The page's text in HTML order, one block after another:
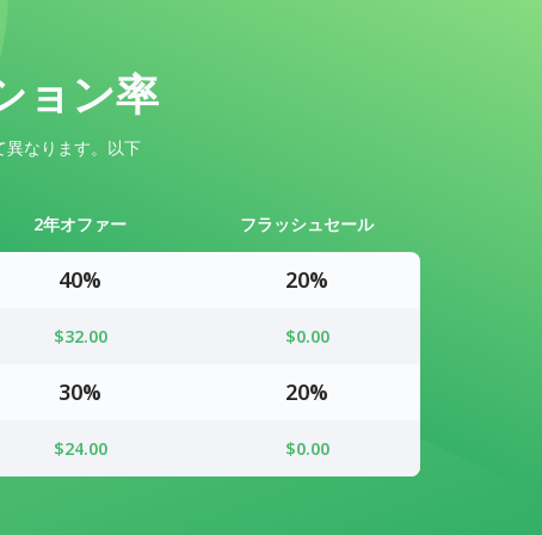
ョン率
異なります。以下
2年オファー フラッシュセール
40% 20%
$32.00 $0.00
30% 20%
$24.00 $0.00